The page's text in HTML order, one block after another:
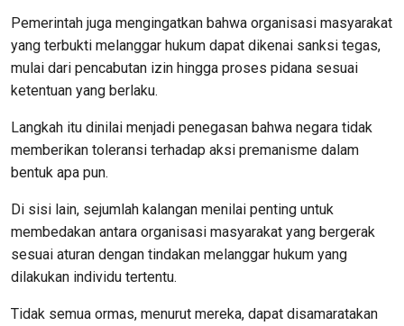
Pemerintah juga mengingatkan bahwa organisasi masyarakat
yang terbukti melanggar hukum dapat dikenai sanksi tegas,
mulai dari pencabutan izin hingga proses pidana sesuai
ketentuan yang berlaku.
Langkah itu dinilai menjadi penegasan bahwa negara tidak
memberikan toleransi terhadap aksi premanisme dalam
bentuk apa pun.
Di sisi lain, sejumlah kalangan menilai penting untuk
membedakan antara organisasi masyarakat yang bergerak
sesuai aturan dengan tindakan melanggar hukum yang
dilakukan individu tertentu.
Tidak semua ormas, menurut mereka, dapat disamaratakan